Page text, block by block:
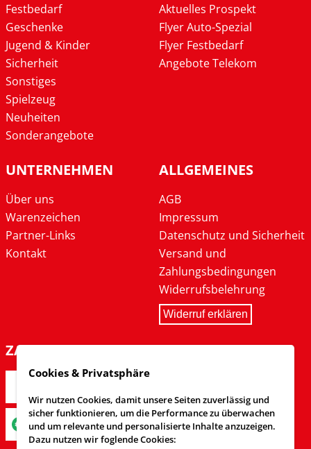
Festbedarf
Geschenke
Jugend & Kinder
Sicherheit
Sonstiges
Spielzeug
Neuheiten
Sonderangebote
Aktuelles Prospekt
Flyer Auto-Spezial
Flyer Festbedarf
Angebote Telekom
UNTERNEHMEN
Über uns
Warenzeichen
Partner-Links
Kontakt
ALLGEMEINES
AGB
Impressum
Datenschutz und Sicherheit
Versand und
Zahlungsbedingungen
Widerrufsbelehrung
Widerruf erklären
ZAHLARTEN
Cookies & Privatsphäre
Wir nutzen Cookies, damit unsere Seiten zuverlässig und
sicher funktionieren, um die Performance zu überwachen
und um relevante und personalisierte Inhalte anzuzeigen.
Dazu nutzen wir foglende Cookies: